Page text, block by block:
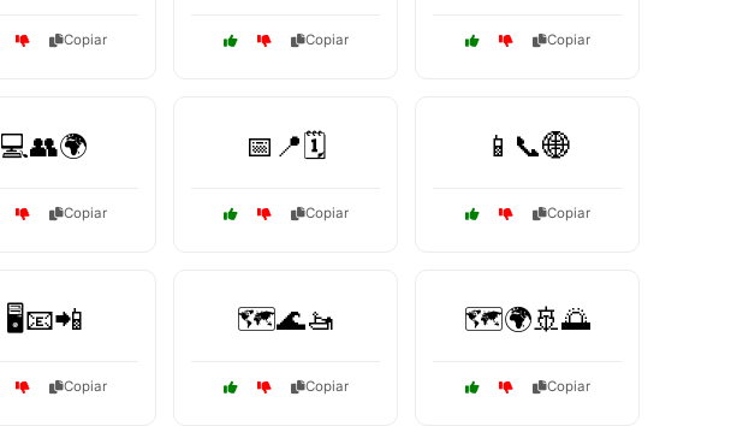
Copiar Copiar Copiar
💻👥🌍
Copiar
📅📍🗓️
Copiar
📱📞🌐
Copiar
🖥️📧📲
Copiar
🗺️🌊🚤
Copiar
🗺️🌍🚢🌅
Copiar